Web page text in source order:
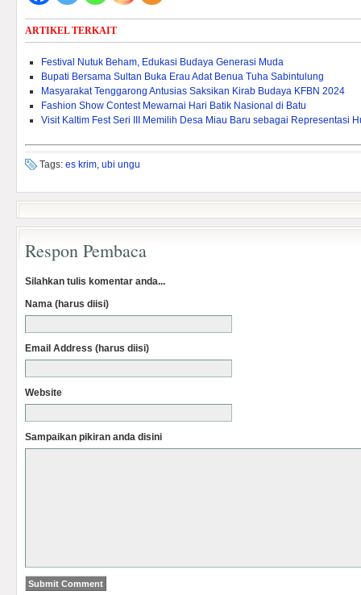
ARTIKEL TERKAIT
Festival Nutuk Beham, Edukasi Budaya Generasi Muda
Bupati Bersama Sultan Buka Erau Adat Benua Tuha Sabintulung
Masyarakat Tenggarong Antusias Saksikan Kirab Budaya KFBN 2024
Fashion Show Contest Mewarnai Hari Batik Nasional di Batu
Visit Kaltim Fest Seri III Memilih Desa Miau Baru sebagai Representasi
Tags: es krim, ubi ungu
Respon Pembaca
Silahkan tulis komentar anda...
Nama (harus diisi)
Email Address (harus diisi)
Website
Sampaikan pikiran anda disini